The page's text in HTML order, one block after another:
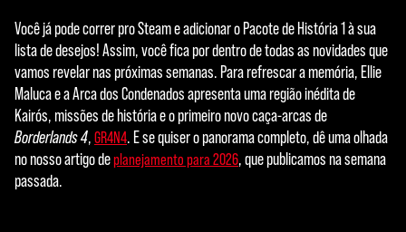
p
t
&
P
l
Você já pode correr pro Steam e adicionar o Pacote de História 1 à sua
lista de desejos! Assim, você fica por dentro de todas as novidades que
vamos revelar nas próximas semanas. Para refrescar a memória, Ellie
Maluca e a Arca dos Condenados apresenta uma região inédita de
Kairós, missões de história e o primeiro novo caça-arcas de
Borderlands 4, GR4N4. E se quiser o panorama completo, dê uma olhada
no nosso artigo deplanejamento para 2026, que publicamos na semana
passada.